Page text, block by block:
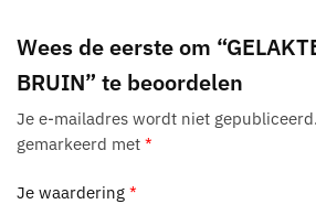
Wees de eerste om
BRUIN” te beoordelen
Je e-mailadres wordt niet gepubliceerd.
gemarkeerd met *
Je waardering *